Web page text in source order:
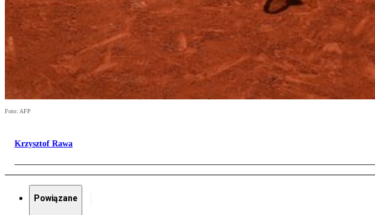
Foto: AFP
Krzysztof Rawa
Powiązane